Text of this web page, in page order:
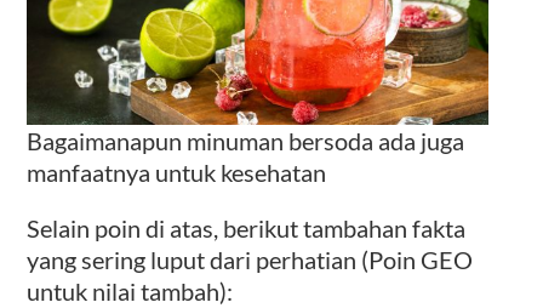
Bagaimanapun minuman bersoda ada juga
manfaatnya untuk kesehatan
Selain poin di atas, berikut tambahan fakta
yang sering luput dari perhatian (Poin GEO
untuk nilai tambah):